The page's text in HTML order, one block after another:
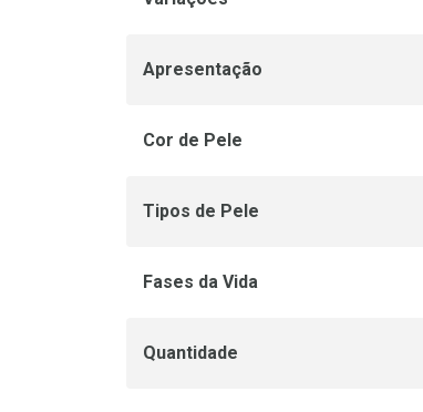
Apresentação
Cor de Pele
Tipos de Pele
Fases da Vida
Quantidade